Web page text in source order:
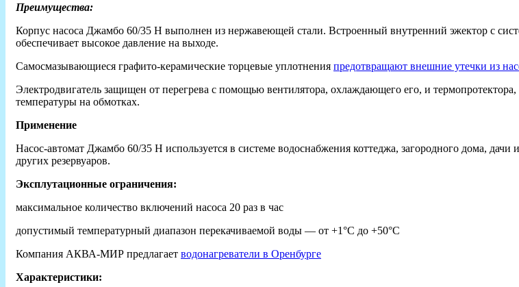
Преимущества:
Корпус насоса Джамбо 60/35 Н выполнен из нержавеющей стали. Встроенный внутренний эжектор с
обеспечивает высокое давление на выходе.
Самосмазывающиеся графито-керамические торцевые уплотнения предотвращают внешние утечки из
Электродвигатель защищен от перегрева с помощью вентилятора, охлаждающего его, и
температуры на обмотках.
Применение
Насос-автомат Джамбо 60/35 Н используется в системе водоснабжения коттеджа, загородного дома,
других резервуаров.
Эксплутационные ограничения:
максимальное количество включений насоса 20 раз в час
допустимый температурный диапазон перекачиваемой воды — от +1°С до +50°С
Компания АКВА-МИР предлагает водонагреватели в Оренбурге
Характеристики: